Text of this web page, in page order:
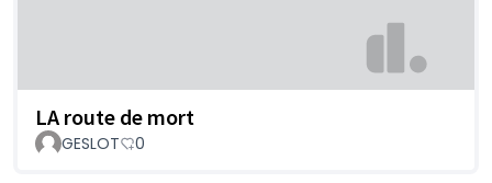
LA route de mort
GESLOT 0